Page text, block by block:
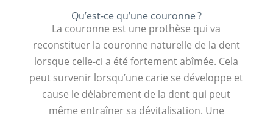
Qu’est-ce qu’une couronne ?
La couronne est une prothèse qui va
reconstituer la couronne naturelle de la dent
lorsque celle-ci a été fortement abîmée. Cela
peut survenir lorsqu’une carie se développe et
cause le délabrement de la dent qui peut
même entraîner sa dévitalisation. Une